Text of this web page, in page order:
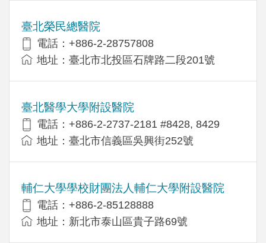
臺北榮民總醫院
電話：+886-2-28757808
地址：臺北市北投區石牌路二段201號
臺北醫學大學附設醫院
電話：+886-2-2737-2181 #8428, 8429
地址：臺北市信義區吳興街252號
輔仁大學學校財團法人輔仁大學附設醫院
電話：+886-2-85128888
地址：新北市泰山區貴子路69號